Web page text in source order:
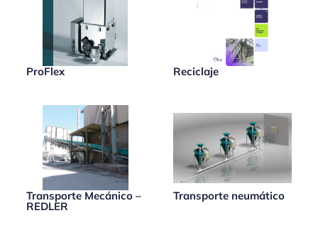
ProFlex Reciclaje
Transporte Mecánico –
REDLER
Transporte neumático